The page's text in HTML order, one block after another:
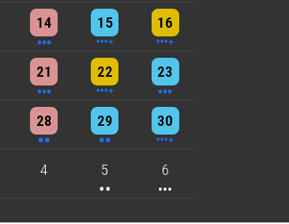
14
3 events 15
6 events 16
4 events
21
3 events 22
4 events 23
3 events
28
2 events 29
2 events 30
4 events
4 5
2 events 6
3 events